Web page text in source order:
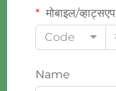
मोबाइल/व्हाट्सएप
Code
Name